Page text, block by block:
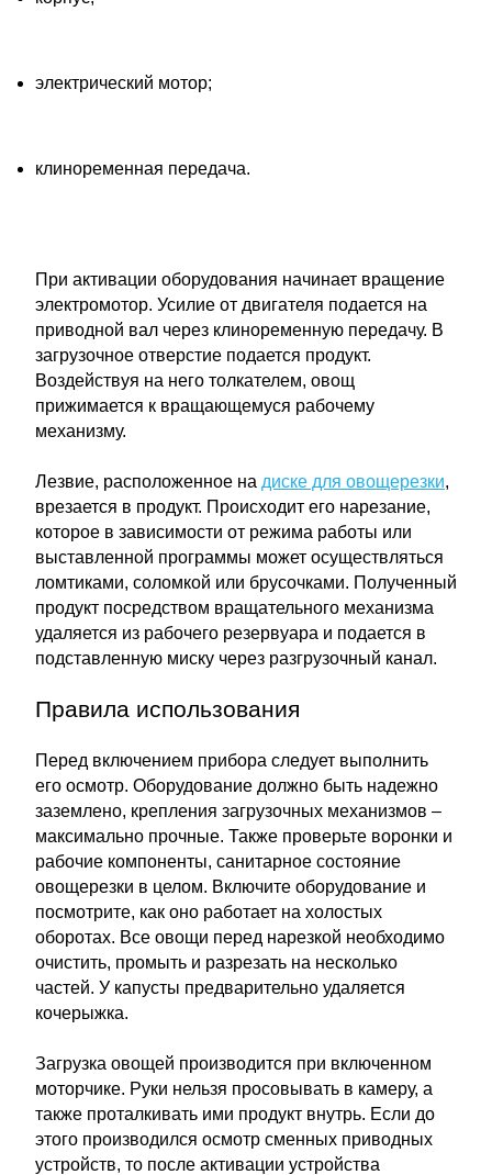
электрический мотор;
клиноременная передача.
При активации оборудования начинает вращение
электромотор. Усилие от двигателя подается на
приводной вал через клиноременную передачу. В
загрузочное отверстие подается продукт.
Воздействуя на него толкателем, овощ
прижимается к вращающемуся рабочему
механизму.
Лезвие, расположенное на диске для овощерезки,
врезается в продукт. Происходит его нарезание,
которое в зависимости от режима работы или
выставленной программы может осуществляться
ломтиками, соломкой или брусочками. Полученный
продукт посредством вращательного механизма
удаляется из рабочего резервуара и подается в
подставленную миску через разгрузочный канал.
Правила использования
Перед включением прибора следует выполнить
его осмотр. Оборудование должно быть надежно
заземлено, крепления загрузочных механизмов –
максимально прочные. Также проверьте воронки и
рабочие компоненты, санитарное состояние
овощерезки в целом. Включите оборудование и
посмотрите, как оно работает на холостых
оборотах. Все овощи перед нарезкой необходимо
очистить, промыть и разрезать на несколько
частей. У капусты предварительно удаляется
кочерыжка.
Загрузка овощей производится при включенном
моторчике. Руки нельзя просовывать в камеру, а
также проталкивать ими продукт внутрь. Если до
этого производился осмотр сменных приводных
устройств, то после активации устройства